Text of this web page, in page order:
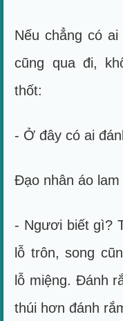
Nếu chẳng có
cũng qua đi,
thốt:
- Ở đây có ai
Đạo nhân áo
- Ngươi biết gì?
lỗ trôn, song
lỗ miệng. Đánh
thúi hơn đánh